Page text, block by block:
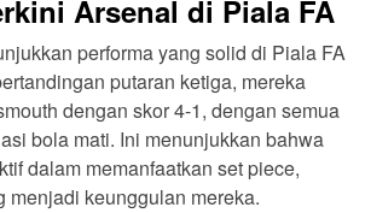
Arsenal di Piala FA
performa yang solid di Piala FA
putaran ketiga, mereka
dengan skor 4-1, dengan semua
bola mati. Ini menunjukkan bahwa
dalam memanfaatkan set piece,
menjadi keunggulan mereka.